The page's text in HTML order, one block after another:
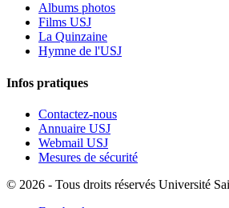
Albums photos
Films USJ
La Quinzaine
Hymne de l'USJ
Infos pratiques
Contactez-nous
Annuaire USJ
Webmail USJ
Mesures de sécurité
© 2026 - Tous droits réservés Université